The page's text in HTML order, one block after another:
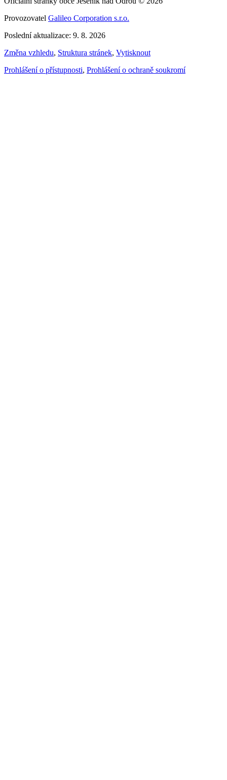
Provozovatel Galileo Corporation s.r.o.
Poslední aktualizace: 9. 8. 2026
Změna vzhledu, Struktura stránek, Vytisknout
Prohlášení o přístupnosti, Prohlášení o ochraně soukromí